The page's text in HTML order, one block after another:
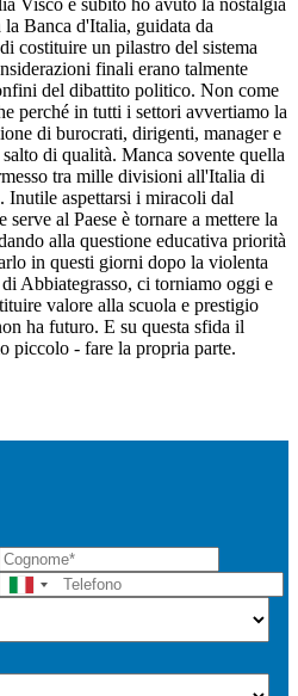
Visco e subito ho avuto la nostalgia
Banca d'Italia, guidata da
costituire un pilastro del sistema
finali erano talmente
del dibattito politico. Non come
perché in tutti i settori avvertiamo la
di burocrati, dirigenti, manager e
di qualità. Manca sovente quella
tra mille divisioni all'Italia di
Inutile aspettarsi i miracoli dal
al Paese è tornare a mettere la
alla questione educativa priorità
in questi giorni dopo la violenta
Abbiategrasso, ci torniamo oggi e
valore alla scuola e prestigio
ha futuro. E su questa sfida il
piccolo - fare la propria parte.